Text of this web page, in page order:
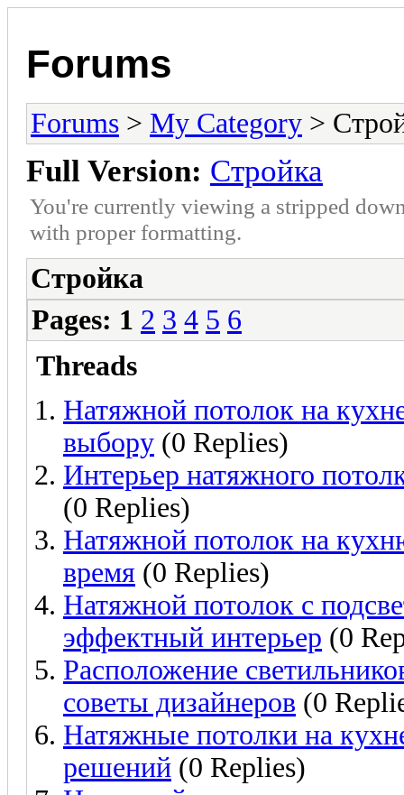
Forums
Forums > My Category >
Full Version: Стройка
You're currently viewing a stripped
with proper formatting.
Стройка
Pages: 1 2 3 4 5 6
Threads
Натяжной потолок на
выбору (0 Replies)
Интерьер натяжного
(0 Replies)
Натяжной потолок на
время (0 Replies)
Натяжной потолок с
эффектный интерьер (0
Расположение
советы дизайнеров (0
Натяжные потолки на
решений (0 Replies)